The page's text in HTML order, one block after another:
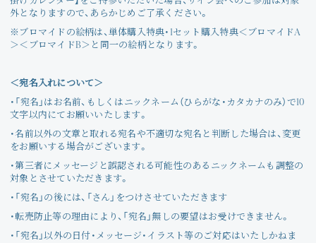
外となりますので、あらかじめご了承ください。
※ブロマイドの絵柄は、単体購入特典・1セット購入特典＜ブロマイドA
＞＜ブロマイドB＞と同一の絵柄となります。
＜宛名入れについて＞
・「宛名」はお名前、もしくはニックネーム（ひらがな・カタカナのみ）で10
文字以内にてお願いいたします。
・名前以外の文章と取れる宛名や不適切な宛名と判断した場合は、変更
をお願いする場合がございます。
・第三者にメッセージと誤認される可能性のあるニックネームも調整の
対象とさせていただきます。
・「宛名」の後には、「さん」をつけさせていただきます
・転売防止等の理由により、「宛名」無しの要望はお受けできません。
・「宛名」以外の日付・メッセージ・イラスト等のご対応はいたしかねま